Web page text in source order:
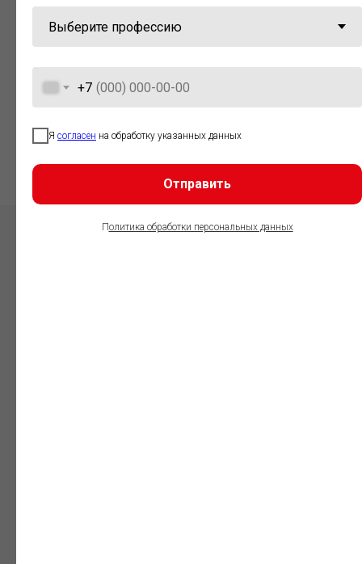
+7
Я согласен на обработку указанных данных
Отправить
Политика обработки персональных данных